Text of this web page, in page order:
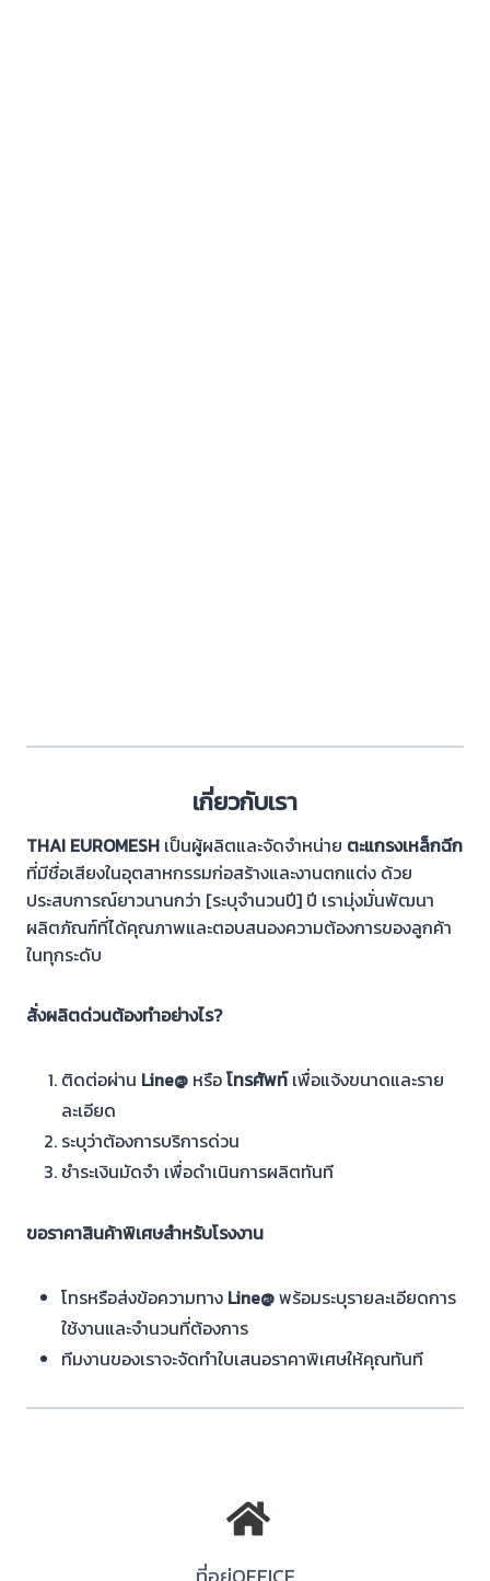
เกี่ยวกับเรา
THAI EUROMESH เป็นผู้ผลิตและจัดจำหน่าย ตะแกรงเหล็กฉีก
ที่มีชื่อเสียงในอุตสาหกรรมก่อสร้างและงานตกแต่ง ด้วย
ประสบการณ์ยาวนานกว่า [ระบุจำนวนปี] ปี เรามุ่งมั่นพัฒนา
ผลิตภัณฑ์ที่ได้คุณภาพและตอบสนองความต้องการของลูกค้า
ในทุกระดับ
สั่งผลิตด่วนต้องทำอย่างไร?
ติดต่อผ่าน Line@ หรือโทรศัพท์เพื่อแจ้งขนาดและราย
ละเอียด
ระบุว่าต้องการบริการด่วน
ชำระเงินมัดจำ เพื่อดำเนินการผลิตทันที
ขอราคาสินค้าพิเศษสำหรับโรงงาน
โทรหรือส่งข้อความทาง Line@พร้อมระบุรายละเอียดการ
ใช้งานและจำนวนที่ต้องการ
ทีมงานของเราจะจัดทำใบเสนอราคาพิเศษให้คุณทันที